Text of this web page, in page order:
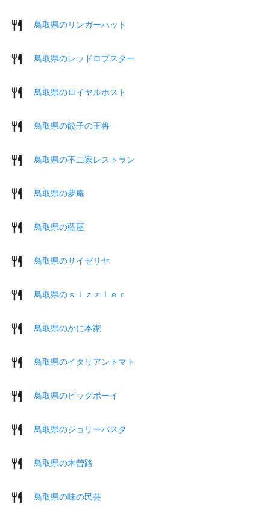
鳥取県のリンガーハット
鳥取県のレッドロブスター
鳥取県のロイヤルホスト
鳥取県の餃子の王将
鳥取県の不二家レストラン
鳥取県の夢庵
鳥取県の藍屋
鳥取県のサイゼリヤ
鳥取県のｓｉｚｚｌｅｒ
鳥取県のかに本家
鳥取県のイタリアントマト
鳥取県のビッグボーイ
鳥取県のジョリーパスタ
鳥取県の木曽路
鳥取県の味の民芸